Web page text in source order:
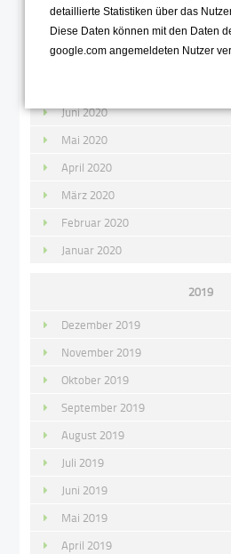
September 2020
August 2020
Juni 2020
Mai 2020
April 2020
März 2020
Februar 2020
Januar 2020
2019
Dezember 2019
November 2019
Oktober 2019
September 2019
August 2019
Juli 2019
Juni 2019
Mai 2019
April 2019
detaillierte Statistiken über das
Diese Daten können mit den Daten
google.com angemeldeten Nutzer